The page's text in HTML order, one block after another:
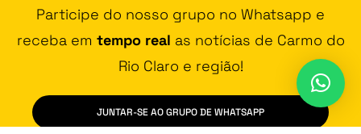
Participe do nosso grupo no Whatsapp e
receba em tempo real as notícias de Carmo do
Rio Claro e região!
JUNTAR-SE AO GRUPO DE WHATSAPP